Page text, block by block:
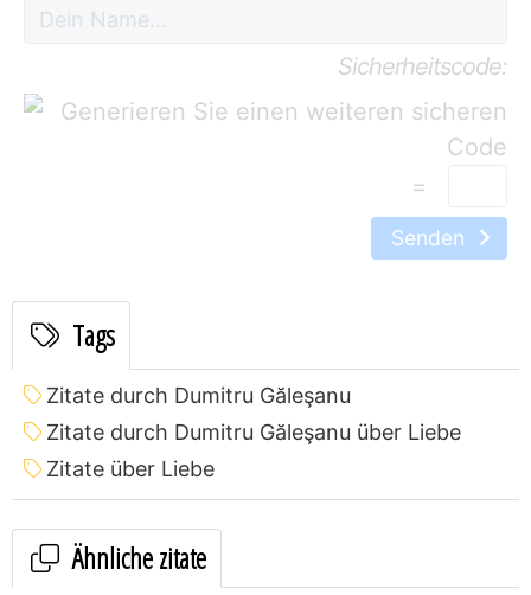
Sicherheitscode:
=
Senden
Tags
Zitate durch Dumitru Găleşanu
Zitate durch Dumitru Găleşanu über Liebe
Zitate über Liebe
Ähnliche zitate